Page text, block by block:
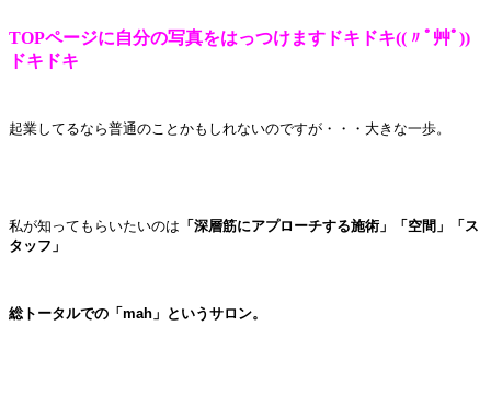
TOPページに自分の写真をはっつけます ドキドキ((〃ﾟ艸ﾟ))
ドキドキ
起業してるなら普通のことかもしれないのですが・・・大きな一歩。
私が知ってもらいたいのは 「深層筋にアプローチする施術」「空間」「ス
タッフ」
総トータルでの 「mah」というサロン。